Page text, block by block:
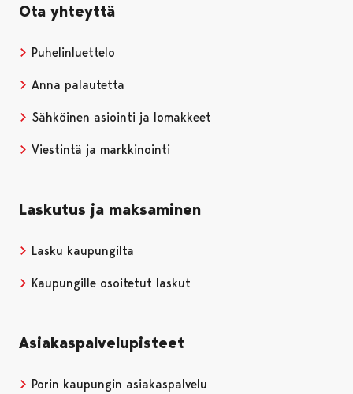
Ota yhteyttä
Puhelinluettelo
Anna palautetta
Sähköinen asiointi ja lomakkeet
Viestintä ja markkinointi
Laskutus ja maksaminen
Lasku kaupungilta
Kaupungille osoitetut laskut
Asiakaspalvelupisteet
Porin kaupungin asiakaspalvelu